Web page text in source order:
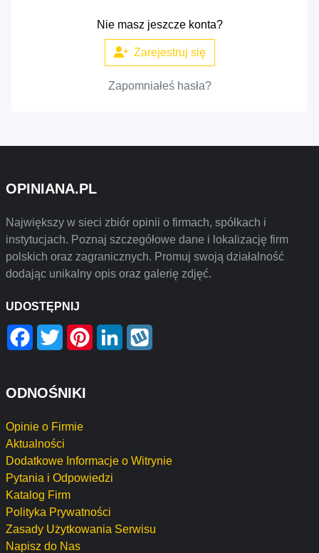
Nie masz jeszcze konta?
Zarejestruj się
Zapomniałeś hasła?
OPINIANA.PL
Największy w sieci zbiór opinii o firmach, spółkach i
instytucjach. Poznaj szczegółowe dane i lokalizację firm
polskich oraz zagranicznych. Promuj swoją działalność
dodając unikalny opis oraz galerię zdjęć.
UDOSTĘPNIJ
Facebook
Twitter PinterestLinkedIn
ODNOŚNIKI
Opinie o Firmie
Aktualności
Dodatkowe Informacje o Witrynie
Pytania i Odpowiedzi
Katalog Firm
Polityka Prywatności
Zasady Użytkowania Serwisu
Napisz do Nas